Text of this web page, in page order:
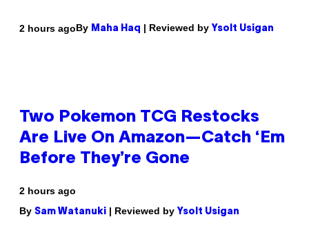
2 hours agoBy Maha Haq | Reviewed by Ysolt Usigan
Two Pokemon TCG Restocks
Are Live On Amazon—Catch ‘Em
Before They’re Gone
2 hours ago
By Sam Watanuki | Reviewed by Ysolt Usigan